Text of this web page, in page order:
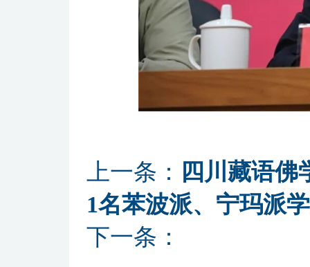
上一条：
四川藏语佛
1名苯波派、宁玛派
下一条：